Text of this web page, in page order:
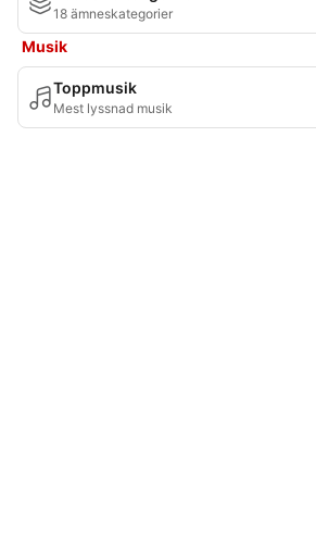
18 ämneskategorier
Musik
Toppmusik
Mest lyssnad musik